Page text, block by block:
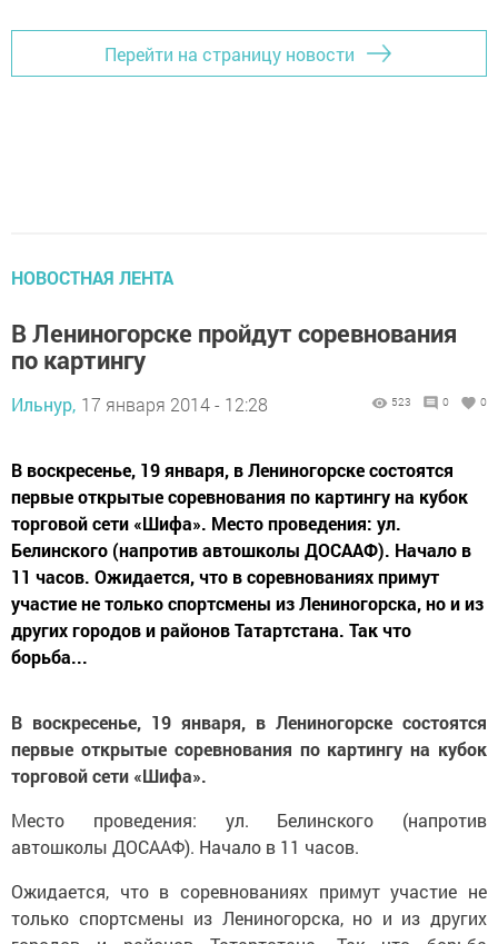
Перейти на страницу новости
НОВОСТНАЯ ЛЕНТА
В Лениногорске пройдут соревнования
по картингу
Ильнур, 17 января 2014 - 12:28 523 0 0
В воскресенье, 19 января, в Лениногорске состоятся
первые открытые соревнования по картингу на кубок
торговой сети «Шифа». Место проведения: ул.
Белинского (напротив автошколы ДОСААФ). Начало в
11 часов. Ожидается, что в соревнованиях примут
участие не только спортсмены из Лениногорска, но и из
других городов и районов Татартстана. Так что
борьба...
В воскресенье, 19 января, в Лениногорске состоятся
первые открытые соревнования по картингу на кубок
торговой сети «Шифа».
Место проведения: ул. Белинского (напротив
автошколы ДОСААФ). Начало в 11 часов.
Ожидается, что в соревнованиях примут участие не
только спортсмены из Лениногорска, но и из других